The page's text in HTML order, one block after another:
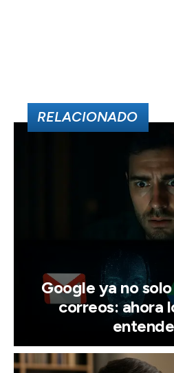
RELACIONADO
Google ya no
correos: ahora